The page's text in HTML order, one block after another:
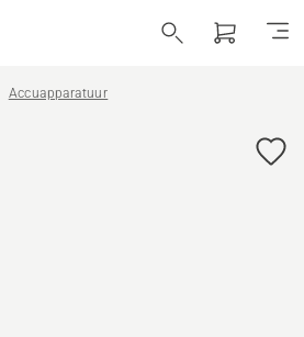
Accuapparatuur